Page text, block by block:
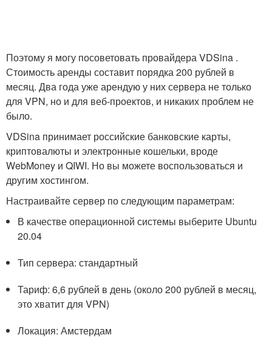
Поэтому я могу посоветовать провайдера VDSina .
Стоимость аренды составит порядка 200 рублей в
месяц. Два года уже арендую у них сервера не только
для VPN, но и для веб-проектов, и никаких проблем не
было.
VDSina принимает российские банковские карты,
криптовалюты и электронные кошельки, вроде
WebMoney и QIWI. Но вы можете воспользоваться и
другим хостингом.
Настраивайте сервер по следующим параметрам:
В качестве операционной системы выберите Ubuntu
20.04
Тип сервера: стандартный
Тариф: 6,6 рублей в день (около 200 рублей в месяц,
это хватит для VPN)
Локация: Амстердам